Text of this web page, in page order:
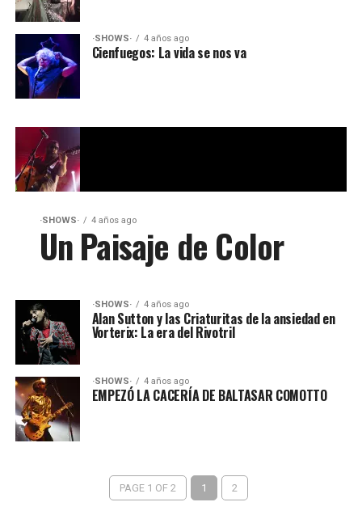
·SHOWS· 4 años ago
Cienfuegos: La vida se nos va
·SHOWS· 4 años ago
Un Paisaje de Color
·SHOWS· 4 años ago
Alan Sutton y las Criaturitas de la ansiedad en
Vorterix: La era del Rivotril
·SHOWS· 4 años ago
EMPEZÓ LA CACERÍA DE BALTASAR COMOTTO
PAGE 1 OF 2 1 2